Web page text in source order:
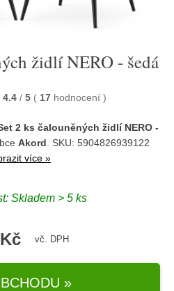
židlí NERO - šedá
4.4 / 5 ( 17 hodnocení )
2 ks čalouněných židlí NERO -
Akord . SKU: 5904826939122
více »
Skladem > 5 ks
vč. DPH
»